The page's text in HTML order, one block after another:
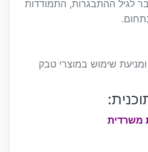
לגיל ההתבגרות, התמודדות
שימוש במוצרי טבק
משרדית